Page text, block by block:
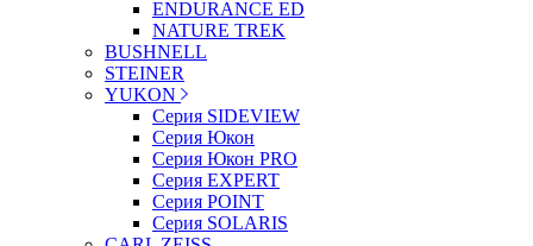
ENDURANCE ED
NATURE TREK
BUSHNELL
STEINER
YUKON
Серия SIDEVIEW
Серия Юкон
Серия Юкон PRO
Серия EXPERT
Серия POINT
Серия SOLARIS